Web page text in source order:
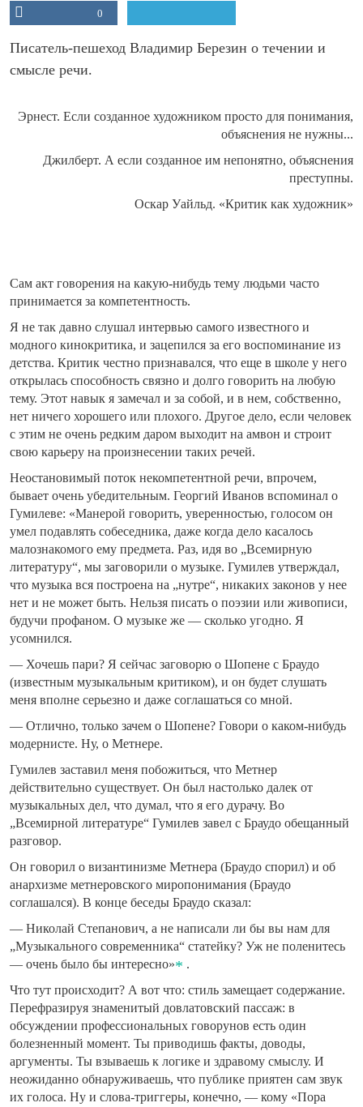
0
Писатель-пешеход Владимир Березин о течении и
смысле речи.
Эрнест. Если созданное художником просто для понимания,
объяснения не нужны...
Джилберт. А если созданное им непонятно, объяснения
преступны.
Оскар Уайльд. «Критик как художник»
Сам акт говорения на какую-нибудь тему людьми часто
принимается за компетентность.
Я не так давно слушал интервью самого известного и
модного кинокритика, и зацепился за его воспоминание из
детства. Критик честно признавался, что еще в школе у него
открылась способность связно и долго говорить на любую
тему. Этот навык я замечал и за собой, и в нем, собственно,
нет ничего хорошего или плохого. Другое дело, если человек
с этим не очень редким даром выходит на амвон и строит
свою карьеру на произнесении таких речей.
Неостановимый поток некомпетентной речи, впрочем,
бывает очень убедительным. Георгий Иванов вспоминал о
Гумилеве: «Манерой говорить, уверенностью, голосом он
умел подавлять собеседника, даже когда дело касалось
малознакомого ему предмета. Раз, идя во „Всемирную
литературу“, мы заговорили о музыке. Гумилев утверждал,
что музыка вся построена на „нутре“, никаких законов у нее
нет и не может быть. Нельзя писать о поэзии или живописи,
будучи профаном. О музыке же — сколько угодно. Я
усомнился.
— Хочешь пари? Я сейчас заговорю о Шопене с Браудо
(известным музыкальным критиком), и он будет слушать
меня вполне серьезно и даже соглашаться со мной.
— Отлично, только зачем о Шопене? Говори о каком-нибудь
модернисте. Ну, о Метнере.
Гумилев заставил меня побожиться, что Метнер
действительно существует. Он был настолько далек от
музыкальных дел, что думал, что я его дурачу. Bо
„Всемирной литературе“ Гумилев завел с Браудо обещанный
разговор.
Он говорил о византинизме Метнера (Браудо спорил) и об
анархизме метнеровского миропонимания (Браудо
соглашался). В конце беседы Браудо сказал:
— Николай Степанович, а не написали ли бы вы нам для
„Музыкального современника“ статейку? Уж не поленитесь
— очень было бы интересно»
.
Что тут происходит? А вот что: стиль замещает содержание.
Перефразируя знаменитый довлатовский пассаж: в
обсуждении профессиональных говорунов есть один
болезненный момент. Ты приводишь факты, доводы,
аргументы. Ты взываешь к логике и здравому смыслу. И
неожиданно обнаруживаешь, что публике приятен сам звук
их голоса. Ну и слова-триггеры, конечно, — кому «Пора